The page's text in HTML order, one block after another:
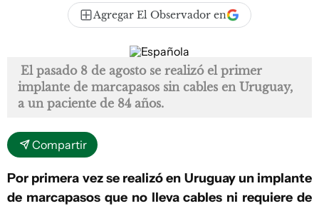
Agregar El Observador en
El pasado 8 de agosto se realizó el primer
implante de marcapasos sin cables en Uruguay,
a un paciente de 84 años.
Compartir
Por primera vez se realizó en Uruguay un implante
de marcapasos que no lleva cables ni requiere de